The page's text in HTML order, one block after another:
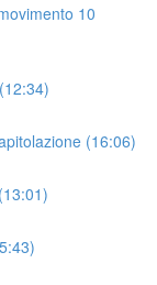
10
(16:06)